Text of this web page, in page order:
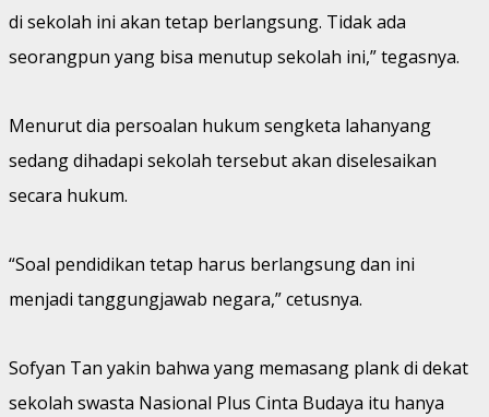
di sekolah ini akan tetap berlangsung. Tidak ada
seorangpun yang bisa menutup sekolah ini,” tegasnya.
Menurut dia persoalan hukum sengketa lahanyang
sedang dihadapi sekolah tersebut akan diselesaikan
secara hukum.
“Soal pendidikan tetap harus berlangsung dan ini
menjadi tanggungjawab negara,” cetusnya.
Sofyan Tan yakin bahwa yang memasang plank di dekat
sekolah swasta Nasional Plus Cinta Budaya itu hanya